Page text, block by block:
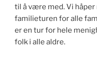
til å være med. Vi håper
familieturen for alle
er en tur for hele
folk i alle aldre.